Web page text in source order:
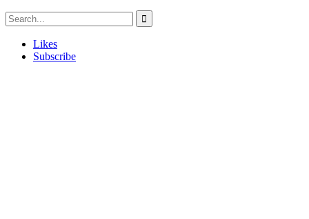
Likes
Subscribe